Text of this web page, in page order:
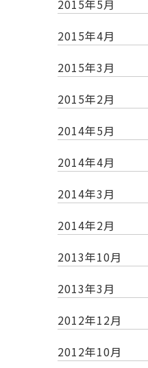
2015年5月
2015年4月
2015年3月
2015年2月
2014年5月
2014年4月
2014年3月
2014年2月
2013年10月
2013年3月
2012年12月
2012年10月